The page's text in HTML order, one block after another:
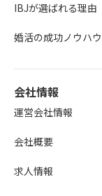
IBJが選ばれる理由
婚活の成功ノウハウ
会社情報
運営会社情報
会社概要
求人情報